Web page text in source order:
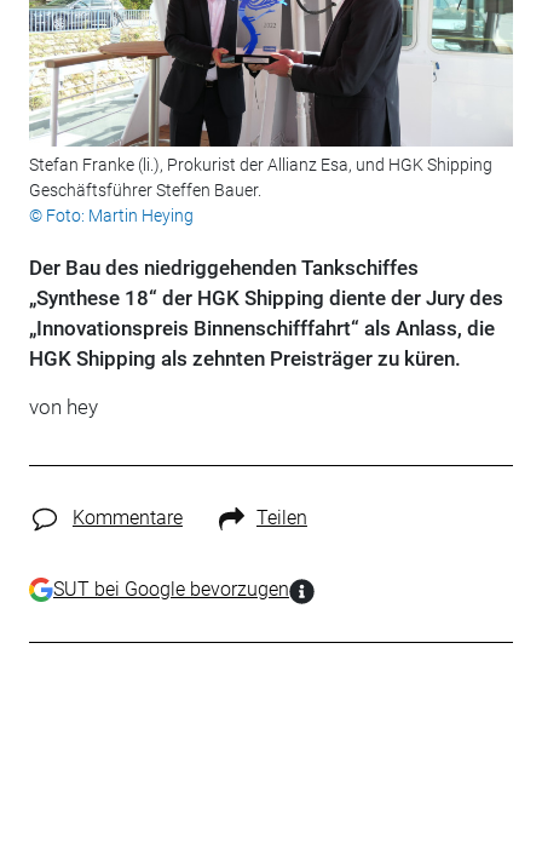
Stefan Franke (li.), Prokurist der Allianz Esa, und HGK Shipping
Geschäftsführer Steffen Bauer.
© Foto: Martin Heying
Der Bau des niedriggehenden Tankschiffes
„Synthese 18“ der HGK Shipping diente der Jury des
„Innovationspreis Binnenschifffahrt“ als Anlass, die
HGK Shipping als zehnten Preisträger zu küren.
von hey
Kommentare Teilen
SUT bei Google bevorzugen